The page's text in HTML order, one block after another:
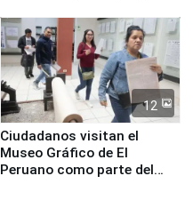
Nasca
12
Ciudadanos visitan el
Museo Gráfico de El
Peruano como parte del